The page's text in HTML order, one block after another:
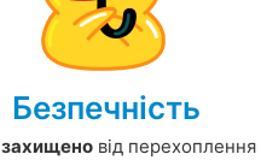
Безпечність
захищеновід перехоплення